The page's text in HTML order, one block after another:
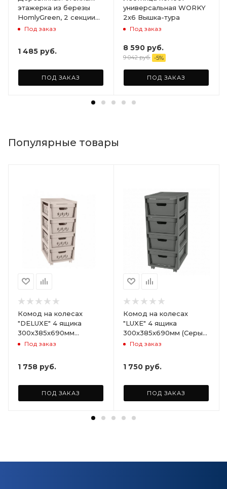
этажерка из березы
HomlyGreen, 2 секции
на 5 полок. Размер
Под заказ
1 485 руб.
ПОД ЗАКАЗ
универсальная WORKY
2х6 Вышка-тура
Под заказ
8 590 руб.
9 042руб. -5%
ПОД ЗАКАЗ
Популярные товары
Комод на колесах
"DELUXE" 4 ящика
300х385х690мм
(Светло-бежевый)
Под заказ
1 758 руб.
ПОД ЗАКАЗ
Комод на колесах
"LUXE" 4 ящика
300х385х690мм (Серый)
ARD258086
Под заказ
1 750 руб.
ПОД ЗАКАЗ